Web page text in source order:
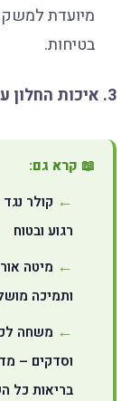
מיועדת
בטיחות.
3. איכות החלון עצמו:
📖 קרא גם:
קולר
רגוע ובטוח
מיטה
ותמיכה
משחה
וסדקים –
בריאות כל